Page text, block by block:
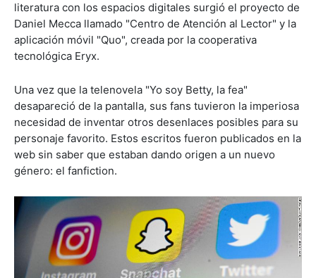
literatura con los espacios digitales surgió el proyecto de
Daniel Mecca llamado "Centro de Atención al Lector" y la
aplicación móvil "Quo", creada por la cooperativa
tecnológica Eryx.
Una vez que la telenovela "Yo soy Betty, la fea"
desapareció de la pantalla, sus fans tuvieron la imperiosa
necesidad de inventar otros desenlaces posibles para su
personaje favorito. Estos escritos fueron publicados en la
web sin saber que estaban dando origen a un nuevo
género: el fanfiction.